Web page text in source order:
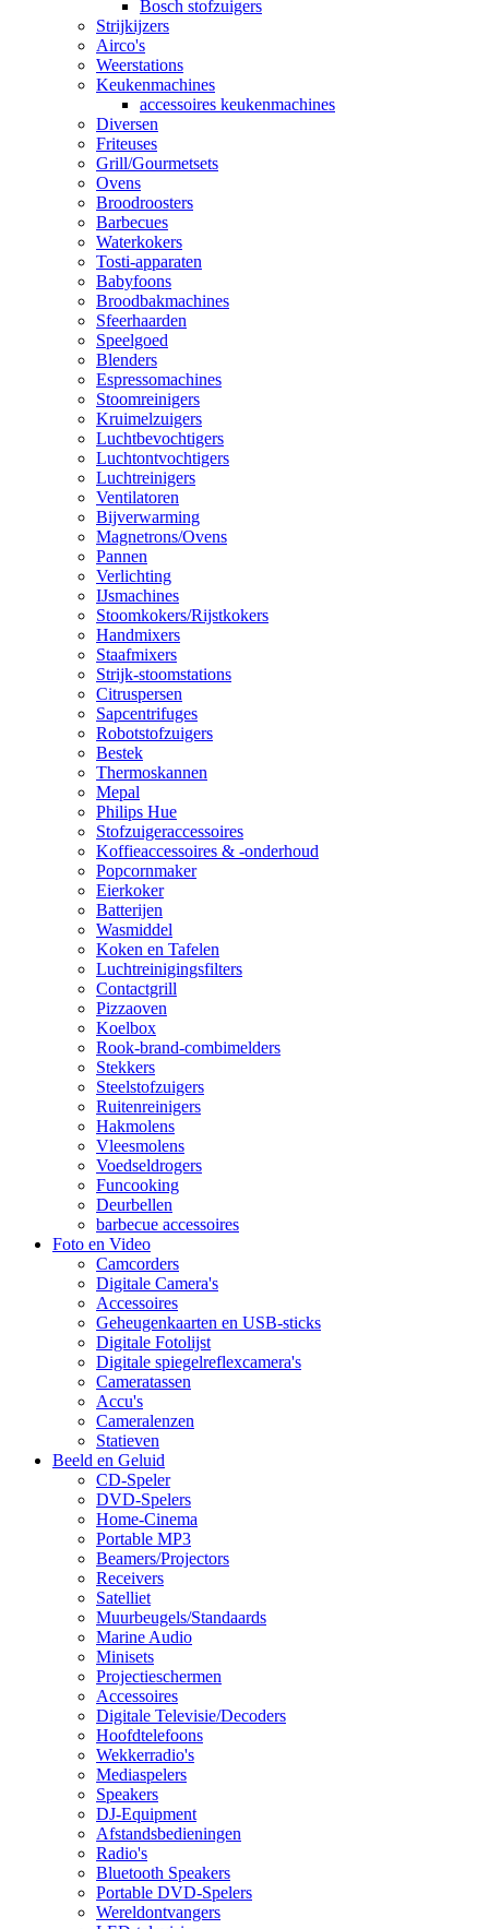
Bosch stofzuigers
Strijkijzers
Airco's
Weerstations
Keukenmachines
accessoires keukenmachines
Diversen
Friteuses
Grill/Gourmetsets
Ovens
Broodroosters
Barbecues
Waterkokers
Tosti-apparaten
Babyfoons
Broodbakmachines
Sfeerhaarden
Speelgoed
Blenders
Espressomachines
Stoomreinigers
Kruimelzuigers
Luchtbevochtigers
Luchtontvochtigers
Luchtreinigers
Ventilatoren
Bijverwarming
Magnetrons/Ovens
Pannen
Verlichting
IJsmachines
Stoomkokers/Rijstkokers
Handmixers
Staafmixers
Strijk-stoomstations
Citruspersen
Sapcentrifuges
Robotstofzuigers
Bestek
Thermoskannen
Mepal
Philips Hue
Stofzuigeraccessoires
Koffieaccessoires & -onderhoud
Popcornmaker
Eierkoker
Batterijen
Wasmiddel
Koken en Tafelen
Luchtreinigingsfilters
Contactgrill
Pizzaoven
Koelbox
Rook-brand-combimelders
Stekkers
Steelstofzuigers
Ruitenreinigers
Hakmolens
Vleesmolens
Voedseldrogers
Funcooking
Deurbellen
barbecue accessoires
Foto en Video
Camcorders
Digitale Camera's
Accessoires
Geheugenkaarten en USB-sticks
Digitale Fotolijst
Digitale spiegelreflexcamera's
Cameratassen
Accu's
Cameralenzen
Statieven
Beeld en Geluid
CD-Speler
DVD-Spelers
Home-Cinema
Portable MP3
Beamers/Projectors
Receivers
Satelliet
Muurbeugels/Standaards
Marine Audio
Minisets
Projectieschermen
Accessoires
Digitale Televisie/Decoders
Hoofdtelefoons
Wekkerradio's
Mediaspelers
Speakers
DJ-Equipment
Afstandsbedieningen
Radio's
Bluetooth Speakers
Portable DVD-Spelers
Wereldontvangers